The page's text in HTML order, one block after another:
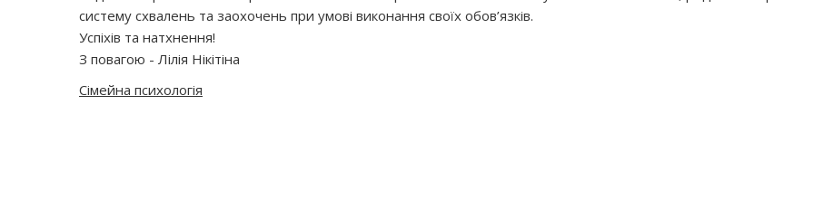
систему схвалень та заохочень при умові виконання своїх обов’язків.
Успіхів та натхнення!
З повагою - Лілія Нікітіна
Сімейна психологія